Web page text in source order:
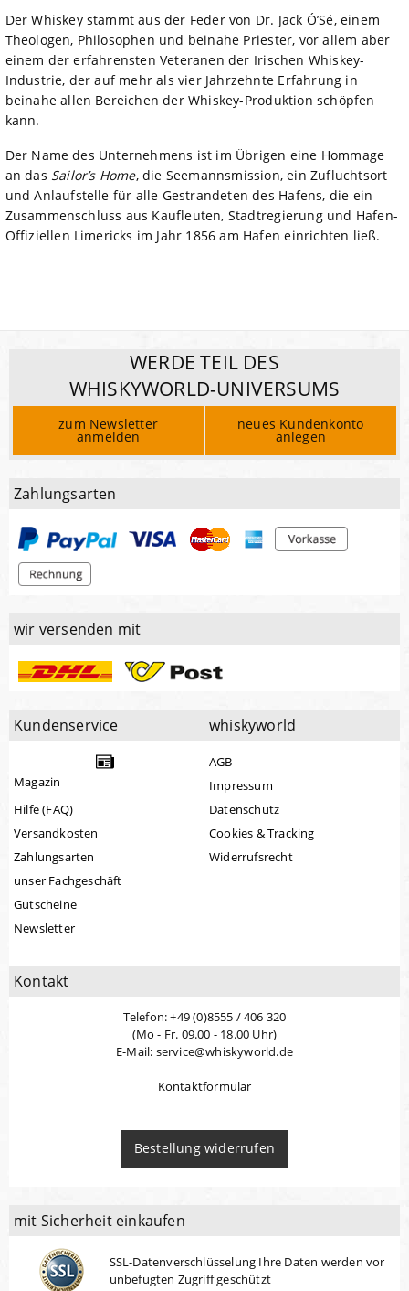
Der Whiskey stammt aus der Feder von Dr. Jack Ó’Sé, einem
Theologen, Philosophen und beinahe Priester, vor allem aber
einem der erfahrensten Veteranen der Irischen Whiskey-
Industrie, der auf mehr als vier Jahrzehnte Erfahrung in
beinahe allen Bereichen der Whiskey-Produktion schöpfen
kann.
Der Name des Unternehmens ist im Übrigen eine Hommage
an das Sailor’s Home, die Seemannsmission, ein Zufluchtsort
und Anlaufstelle für alle Gestrandeten des Hafens, die ein
Zusammenschluss aus Kaufleuten, Stadtregierung und Hafen-
Offiziellen Limericks im Jahr 1856 am Hafen einrichten ließ.
WERDE TEIL DES
WHISKYWORLD-UNIVERSUMS
zum Newsletter
anmelden
neues Kundenkonto
anlegen
Zahlungsarten
wir versenden mit
Kundenservice
Magazin
Hilfe (FAQ)
Versandkosten
Zahlungsarten
unser Fachgeschäft
Gutscheine
Newsletter
whiskyworld
AGB
Impressum
Datenschutz
Cookies & Tracking
Widerrufsrecht
Kontakt
Telefon: +49 (0)8555 / 406 320
(Mo - Fr. 09.00 - 18.00 Uhr)
E-Mail: service@whiskyworld.de
Kontaktformular
Bestellung widerrufen
mit Sicherheit einkaufen
SSL-Datenverschlüsselung Ihre Daten werden vor
unbefugten Zugriff geschützt